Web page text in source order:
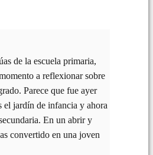
de la escuela primaria,
a reflexionar sobre
Parece que fue ayer
el jardín de infancia y ahora
En un abrir y
convertido en una joven